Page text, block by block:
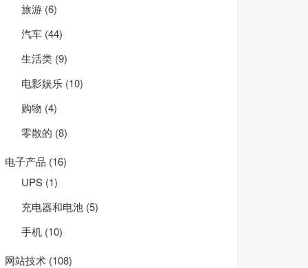
旅游 (6)
汽车 (44)
生活类 (9)
电影娱乐 (10)
购物 (4)
零散的 (8)
电子产品 (16)
UPS (1)
充电器和电池 (5)
手机 (10)
网站技术 (108)